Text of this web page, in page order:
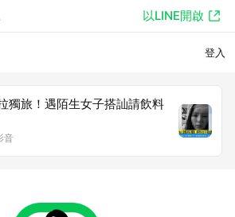
以LINE開啟
登入
獨旅！遇陌生女子搭訕請飲料
音